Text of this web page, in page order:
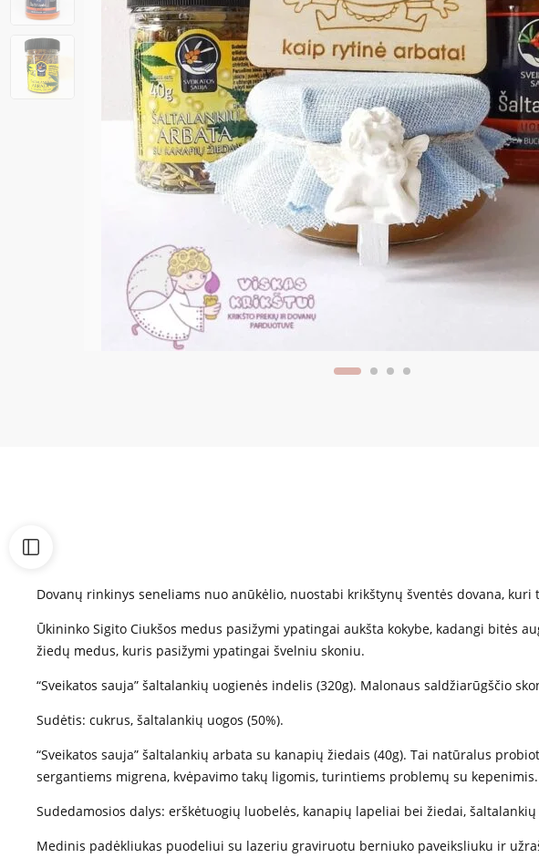
Dovanų rinkinys seneliams nuo anūkėlio, nuostabi krikštynų šventės dovana,
Ūkininko Sigito Ciukšos medus pasižymi ypatingai aukšta kokybe, kadangi bitės
žiedų medus, kuris pasižymi ypatingai švelniu skoniu.
“Sveikatos sauja” šaltalankių uogienės indelis (320g). Malonaus saldžiarūgščio
Sudėtis: cukrus, šaltalankių uogos (50%).
“Sveikatos sauja” šaltalankių arbata su kanapių žiedais (40g). Tai natūralus
sergantiems migrena, kvėpavimo takų ligomis, turintiems problemų su
Sudedamosios dalys: erškėtuogių luobelės, kanapių lapeliai bei žiedai,
Medinis padėkliukas puodeliui su lazeriu graviruotu berniuko paveiksliuku ir